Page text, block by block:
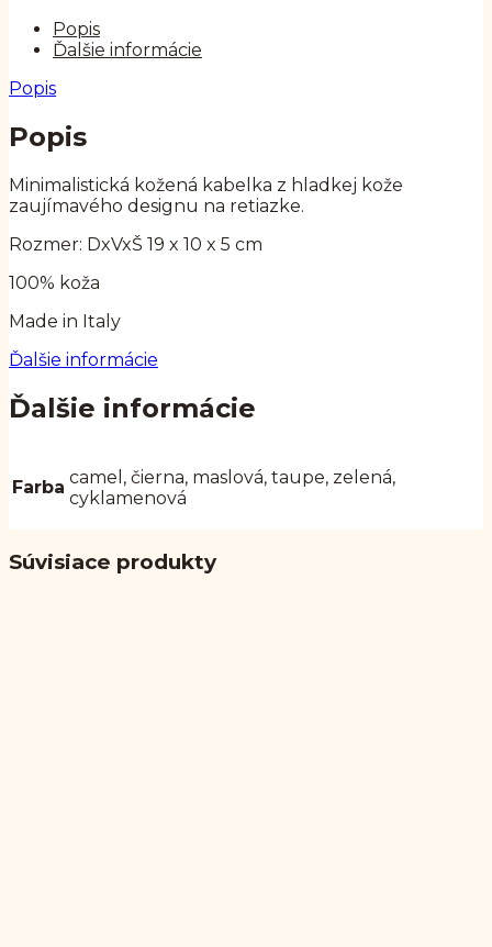
Popis
Ďalšie informácie
Popis
Popis
Minimalistická kožená kabelka z hladkej kože
zaujímavého designu na retiazke.
Rozmer: DxVxŠ 19 x 10 x 5 cm
100% koža
Made in Italy
Ďalšie informácie
Ďalšie informácie
Farba camel, čierna, maslová, taupe, zelená,
cyklamenová
Súvisiace produkty